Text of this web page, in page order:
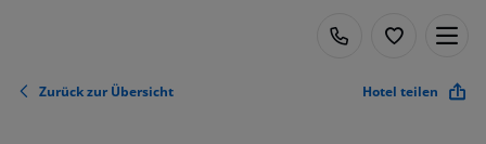
Zurück zur Übersicht Hotel teilen